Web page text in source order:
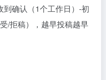
到确认（1个工作日）-初
/拒稿），越早投稿越早